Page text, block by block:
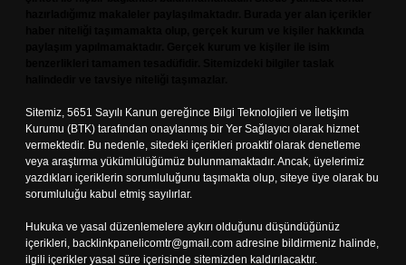
Sitemiz, 5651 Sayılı Kanun gereğince Bilgi Teknolojileri ve İletişim
Kurumu (BTK) tarafından onaylanmış bir Yer Sağlayıcı olarak hizmet
vermektedir. Bu nedenle, sitedeki içerikleri proaktif olarak denetleme
veya araştırma yükümlülüğümüz bulunmamaktadır. Ancak, üyelerimiz
yazdıkları içeriklerin sorumluluğunu taşımakta olup, siteye üye olarak bu
sorumluluğu kabul etmiş sayılırlar.
Hukuka ve yasal düzenlemelere aykırı olduğunu düşündüğünüz
içerikleri, backlinkpanelicomtr@gmail.com adresine bildirmeniz halinde,
ilgili içerikler yasal süre içerisinde sitemizden kaldırılacaktır.